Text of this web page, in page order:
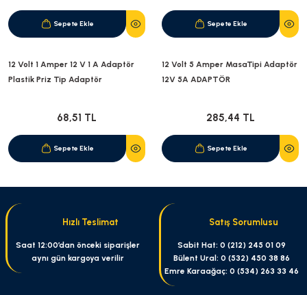
Sepete Ekle Sepete Ekle
12 Volt 1 Amper 12 V 1 A Adaptör
Plastik Priz Tip Adaptör
68,51 TL
Sepete Ekle
12 Volt 5 Amper MasaTipi Adaptör
12V 5A ADAPTÖR
285,44 TL
Sepete Ekle
Hızlı Teslimat
Saat 12:00’dan önceki siparişler
aynı gün kargoya verilir
Satış Sorumlusu
Sabit Hat: 0 (212) 245 01 09
Bülent Ural: 0 (532) 450 38 86
Emre Karaağaç: 0 (534) 263 33 46